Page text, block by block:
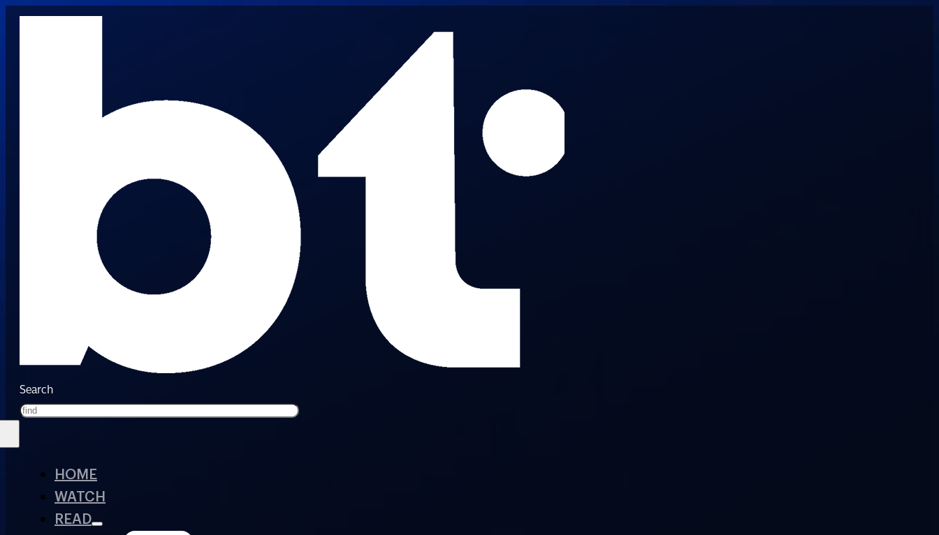
Search
HOME
WATCH
READ